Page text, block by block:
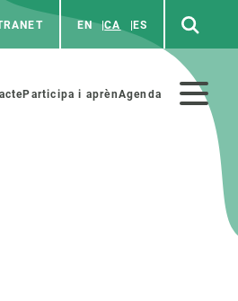
EN CA ES
Participa i aprènAgenda